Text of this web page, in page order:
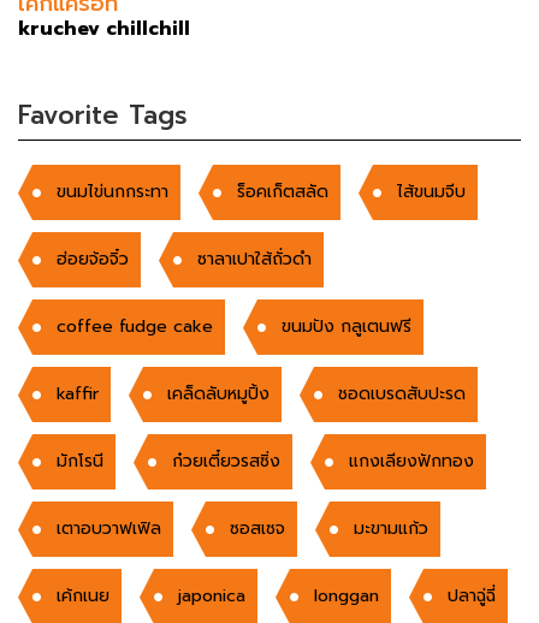
kruchev chillchill
Favorite Tags
ขนมไข่นกกระทา ร็อคเก็ตสลัด ไส้ขนมจีบ
ฮ่อยจ้อจิ๋ว ซาลาเปาใส้ถั่วดำ
coffee fudge cake ขนมปัง กลูเตนฟรี
kaffir เคล็ดลับหมูปิ้ง ชอดเบรดสับปะรด
มักโรนี ก๋วยเตี๋ยวรสซิ่ง แกงเลียงฟักทอง
เตาอบวาฟเฟิล ซอสเซจ มะขามแก้ว
เค้กเนย japonica longgan ปลาฉู่ฉี่